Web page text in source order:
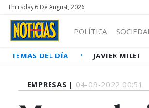
Thursday 6 De August, 2026
POLÍTICA
TEMAS DEL DÍA JAVIER MILEI
EMPRESAS | 04-09-2022 00:51